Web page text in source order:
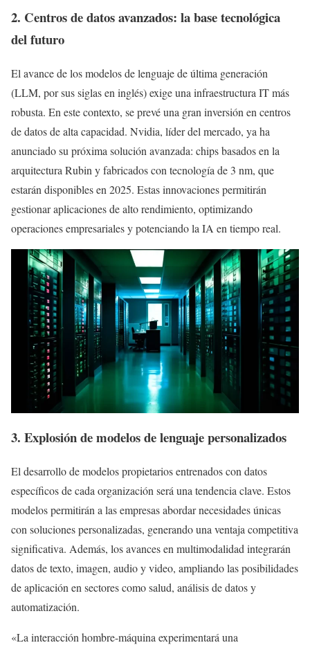
2. Centros de datos avanzados: la base tecnológica
del futuro
El avance de los modelos de lenguaje de última generación
(LLM, por sus siglas en inglés) exige una infraestructura IT más
robusta. En este contexto, se prevé una gran inversión en centros
de datos de alta capacidad. Nvidia, líder del mercado, ya ha
anunciado su próxima solución avanzada: chips basados en la
arquitectura Rubin y fabricados con tecnología de 3 nm, que
estarán disponibles en 2025. Estas innovaciones permitirán
gestionar aplicaciones de alto rendimiento, optimizando
operaciones empresariales y potenciando la IA en tiempo real.
3. Explosión de modelos de lenguaje personalizados
El desarrollo de modelos propietarios entrenados con datos
específicos de cada organización será una tendencia clave. Estos
modelos permitirán a las empresas abordar necesidades únicas
con soluciones personalizadas, generando una ventaja competitiva
significativa. Además, los avances en multimodalidad integrarán
datos de texto, imagen, audio y video, ampliando las posibilidades
de aplicación en sectores como salud, análisis de datos y
automatización.
«La interacción hombre-máquina experimentará una